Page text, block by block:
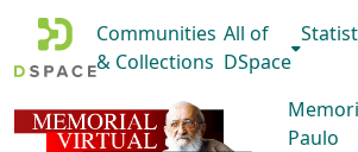
Communities
& Collections
All of
DSpace
Paulo